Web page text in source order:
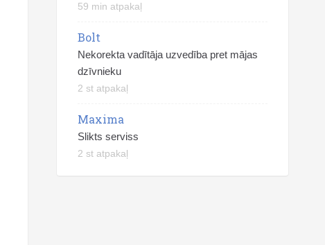
59 min atpakaļ
Bolt
Nekorekta vadītāja uzvedība pret mājas
dzīvnieku
2 st atpakaļ
Maxima
Slikts serviss
2 st atpakaļ